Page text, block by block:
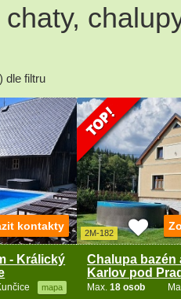
dle filtru
- Králický
mapa
kontakty
2M-182
Chalupa bazén
Karlov pod
Max.18 osob